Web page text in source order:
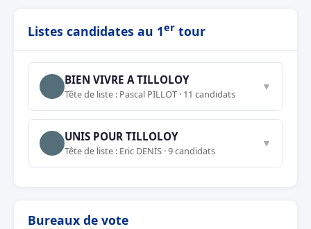
Listes candidates au 1er tour
BIEN VIVRE A TILLOLOY
Tête de liste : Pascal PILLOT · 11 candidats
▼
UNIS POUR TILLOLOY
Tête de liste : Eric DENIS · 9 candidats
▼
Bureaux de vote